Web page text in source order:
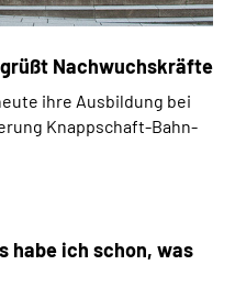
Nachwuchskräfte
ihre Ausbildung bei
Knappschaft-Bahn-
habe ich schon, was